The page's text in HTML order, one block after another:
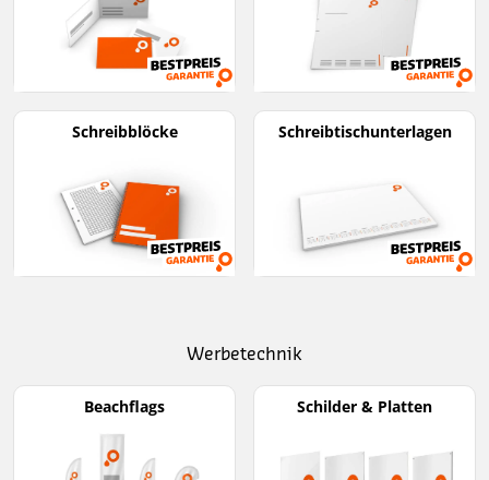
Schreibblöcke Schreibtischunterlagen
Werbetechnik
Beachflags Schilder & Platten